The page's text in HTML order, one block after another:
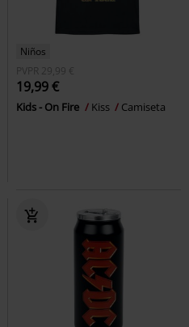
Niños
PVPR 29,99 €
19,99 €
Kids - On Fire Kiss Camiseta